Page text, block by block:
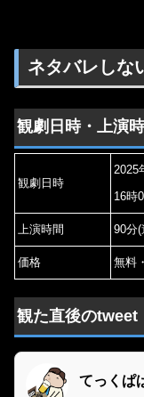
ネタバレしな
観劇日時・上演
観劇日時
2025
16時
上演時間 90分
価格 無料
観た直後のtweet
てっくぱ